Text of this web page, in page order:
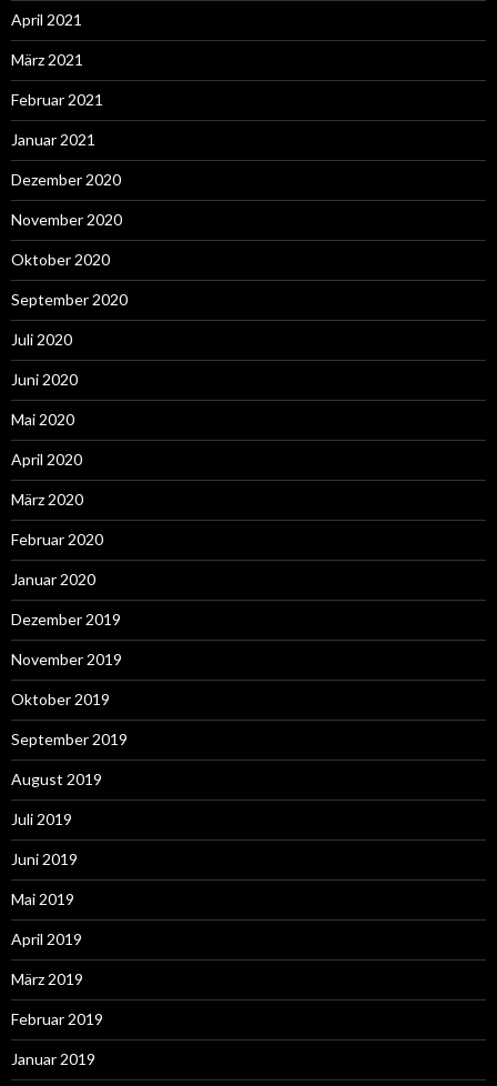
April 2021
März 2021
Februar 2021
Januar 2021
Dezember 2020
November 2020
Oktober 2020
September 2020
Juli 2020
Juni 2020
Mai 2020
April 2020
März 2020
Februar 2020
Januar 2020
Dezember 2019
November 2019
Oktober 2019
September 2019
August 2019
Juli 2019
Juni 2019
Mai 2019
April 2019
März 2019
Februar 2019
Januar 2019